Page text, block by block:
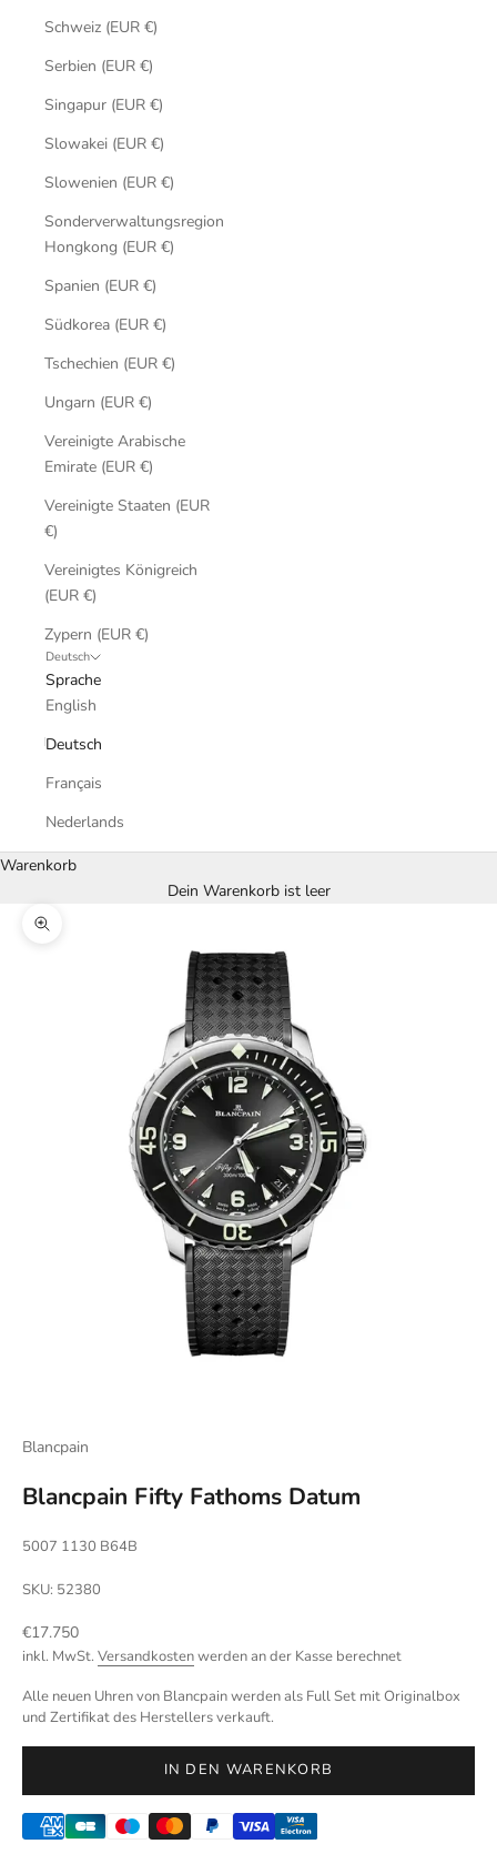
Schweiz (EUR €)
Serbien (EUR €)
Singapur (EUR €)
Slowakei (EUR €)
Slowenien (EUR €)
Sonderverwaltungsregion
Hongkong (EUR €)
Spanien (EUR €)
Südkorea (EUR €)
Tschechien (EUR €)
Ungarn (EUR €)
Vereinigte Arabische
Emirate (EUR €)
Vereinigte Staaten (EUR
€)
Vereinigtes Königreich
(EUR €)
Zypern (EUR €)
Deutsch
Sprache
English
Deutsch
Français
Nederlands
Warenkorb
Dein Warenkorb ist leer
Bild vergrößern
Blancpain
Blancpain Fifty Fathoms Datum
5007 1130 B64B
SKU: 52380
Angebot
€17.750
inkl. MwSt. Versandkostenwerden an der Kasse berechnet
Alle neuen Uhren von Blancpain werden als Full Set mit Originalbox
und Zertifikat des Herstellers verkauft.
IN DEN WARENKORB